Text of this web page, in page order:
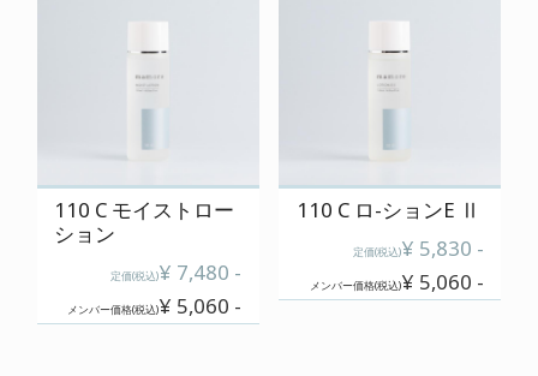
110 C モイストロー
ション
定価(税込)¥ 7,480 -
メンバー価格(税込)¥ 5,060 -
110 C ロ-ションE Ⅱ
定価(税込)¥ 5,830 -
メンバー価格(税込)¥ 5,060 -